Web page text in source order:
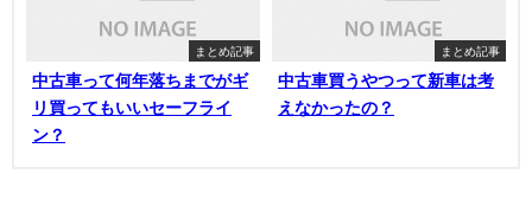
まとめ記事
中古車って何年落ちまでがギ
リ買ってもいいセーフライ
ン？
まとめ記事
中古車買うやつって新車は考
えなかったの？